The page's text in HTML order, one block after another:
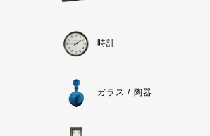
時計
ガラス / 陶器